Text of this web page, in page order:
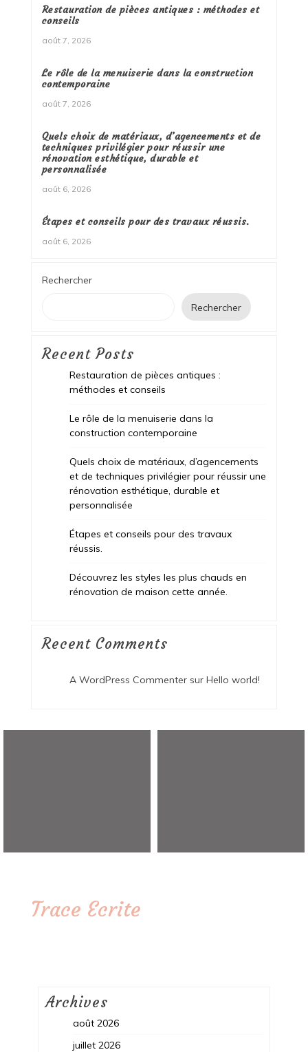
Restauration de pièces antiques : méthodes et
conseils
août 7, 2026
Le rôle de la menuiserie dans la construction
contemporaine
août 7, 2026
Quels choix de matériaux, d’agencements et de
techniques privilégier pour réussir une
rénovation esthétique, durable et
personnalisée
août 6, 2026
Étapes et conseils pour des travaux réussis.
août 6, 2026
Rechercher
Rechercher
Recent Posts
Restauration de pièces antiques :
méthodes et conseils
Le rôle de la menuiserie dans la
construction contemporaine
Quels choix de matériaux, d’agencements
et de techniques privilégier pour réussir une
rénovation esthétique, durable et
personnalisée
Étapes et conseils pour des travaux
réussis.
Découvrez les styles les plus chauds en
rénovation de maison cette année.
Recent Comments
A WordPress Commentersur Hello world!
Trace Ecrite
Archives
août 2026
juillet 2026